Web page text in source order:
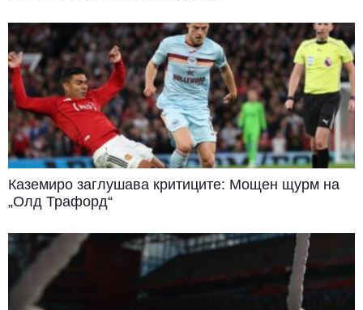
Каземиро заглушава критиците: Мощен щурм на
„Олд Трафорд“